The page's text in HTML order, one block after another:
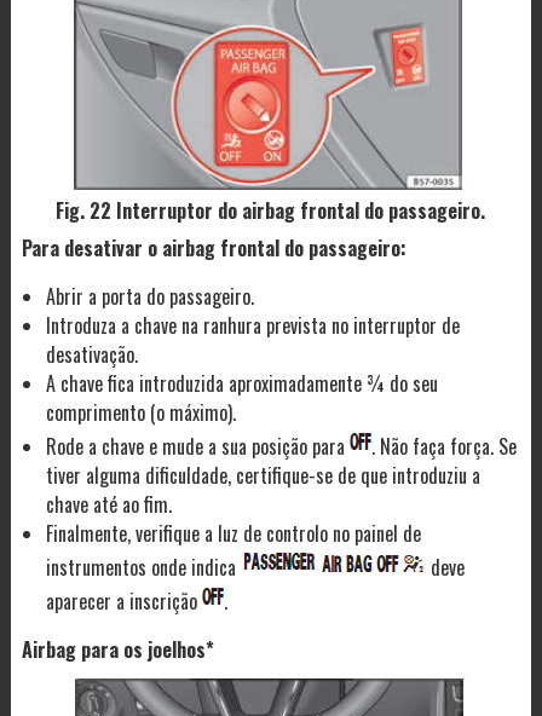
Fig. 22 Interruptor do airbag frontal do passageiro.
Para desativar o airbag frontal do passageiro:
Abrir a porta do passageiro.
Introduza a chave na ranhura prevista no interruptor de
desativação.
A chave fica introduzida aproximadamente ¾ do seu
comprimento (o máximo).
Rode a chave e mude a sua posição para
. Não faça força. Se
tiver alguma dificuldade, certifique-se de que introduziu a
chave até ao fim.
Finalmente, verifique a luz de controlo no painel de
instrumentos onde indica
deve
aparecer a inscrição
.
Airbag para os joelhos*